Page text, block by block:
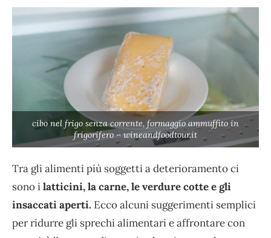
cibo nel frigo senza corrente, formaggio ammuffito in
frigorifero – wineandfoodtour.it
Tra gli alimenti più soggetti a deterioramento ci
sono ilatticini, la carne, le verdure cotte e gli
insaccati aperti. Ecco alcuni suggerimenti semplici
per ridurre gli sprechi alimentari e affrontare con